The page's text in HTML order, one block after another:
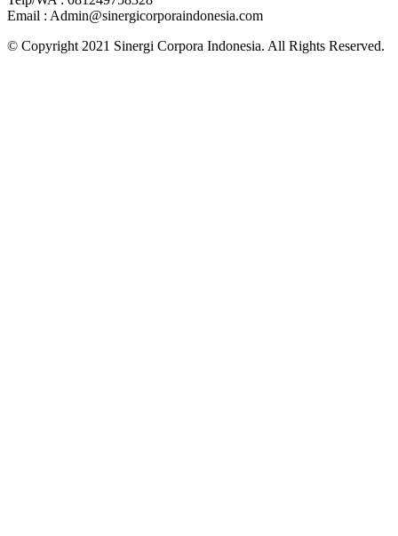
Email : Admin@sinergicorporaindonesia.com
© Copyright 2021 Sinergi Corpora Indonesia. All Rights Reserved.